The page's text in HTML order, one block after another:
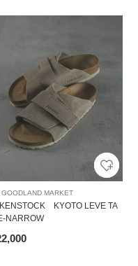
GOODLAND MARKET
KYOTO LEVE TA
NARROW